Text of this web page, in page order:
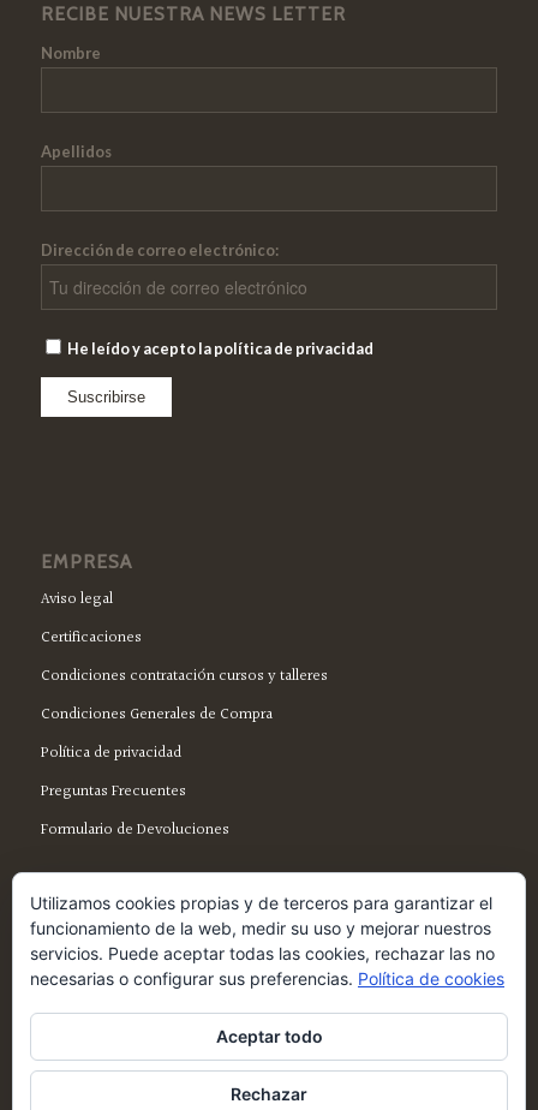
RECIBE NUESTRA NEWS LETTER
Nombre
Apellidos
Dirección de correo electrónico:
He leído y acepto la política de privacidad
EMPRESA
Aviso legal
Certificaciones
Condiciones contratación cursos y talleres
Condiciones Generales de Compra
Política de privacidad
Preguntas Frecuentes
Formulario de Devoluciones
SÍGUENOS EN FACEBOOK
Utilizamos cookies propias y de terceros para garantizar el
funcionamiento de la web, medir su uso y mejorar nuestros
servicios. Puede aceptar todas las cookies, rechazar las no
necesarias o configurar sus preferencias. Política de cookies
Aceptar todo
Rechazar